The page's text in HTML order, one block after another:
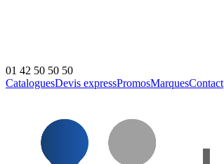
01 42 50 50 50
CataloguesDevis expressPromosMarquesContact